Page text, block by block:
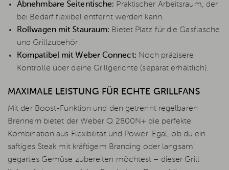
Abnehmbare Seitentische: Praktischer Arbeitsraum, der
bei Bedarf flexibel entfernt werden kann.
Rollwagen mit Stauraum: Bietet Platz für die Gasflasche
und Grillzubehör.
Kompatibel mit Weber Connect: Noch präzisere
Kontrolle über deine Grillgerichte (separat erhältlich).
MAXIMALE LEISTUNG FÜR ECHTE GRILLFANS
Mit der Boost-Funktion und den getrennt regelbaren
Brennern bietet der Weber Q 2800N+ die perfekte
Kombination aus Flexibilität und Power. Egal, ob du ein
saftiges Steak mit kräftigem Branding oder langsam
gegartes Gemüse zubereiten möchtest – dieser Grill